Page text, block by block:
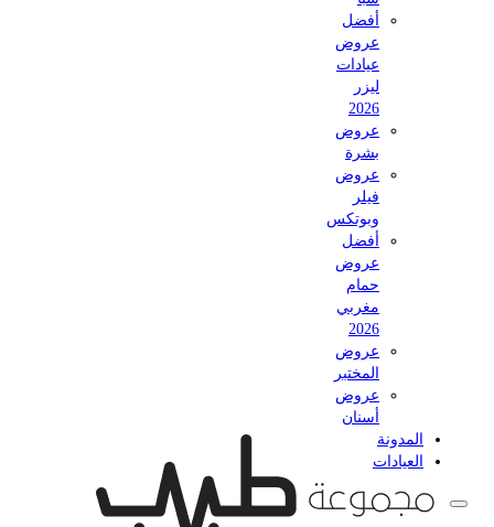
أفضل
عروض
عيادات
عروض
بشرة
عروض
وبوتكس
أفضل
عروض
حمام
مغربي
عروض
المختبر
عروض
أسنان
المدونة
العيادات